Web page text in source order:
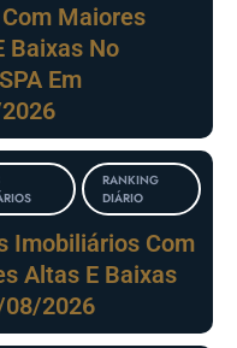
Maiores
Baixas No
Em
RANKING
DIÁRIO
Imobiliários Com
Altas E Baixas
08/2026